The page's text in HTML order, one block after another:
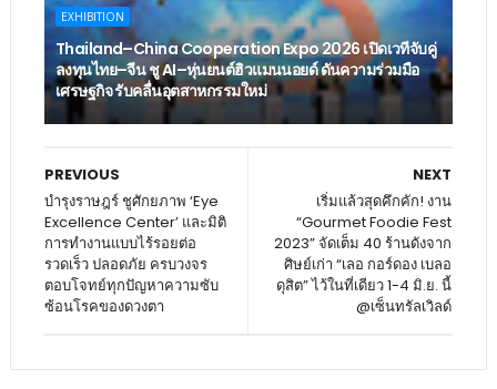
EXHIBITION
Thailand–China Cooperation Expo 2026 เปิดเวทีจับคู่
ลงทุนไทย–จีน ชู AI–หุ่นยนต์ฮิวแมนนอยด์ ดันความร่วมมือ
เศรษฐกิจ รับคลื่นอุตสาหกรรมใหม่
NEXT
เริ่มแล้วสุดคึกคัก! งาน
“Gourmet Foodie Fest
2023” จัดเต็ม 40 ร้านดังจาก
ศิษย์เก่า “เลอ กอร์ดอง เบลอ
ดุสิต” ไว้ในที่เดียว 1-4 มิ.ย. นี้
@เซ็นทรัลเวิลด์
PREVIOUS
บำรุงราษฎร์ ชูศักยภาพ ‘Eye
Excellence Center’ และมิติ
การทำงานแบบไร้รอยต่อ
รวดเร็ว ปลอดภัย ครบวงจร
ตอบโจทย์ทุกปัญหาความซับ
ซ้อนโรคของดวงตา